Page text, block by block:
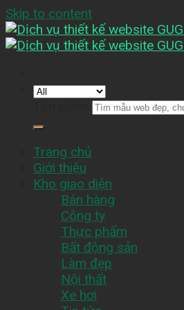
Skip to content
Trang chủ
Giới thiệu
Kho giao diện
Bán hàng
Công ty
Thực phẩm
Bất động sản
Làm đẹp
Nội thất
Xe hơi